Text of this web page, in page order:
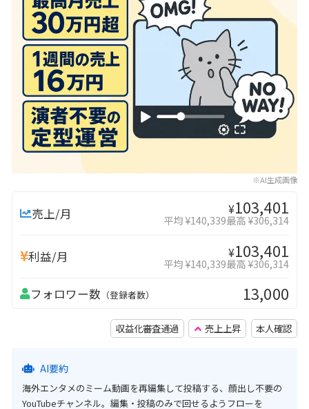
※AI生成画像
売上/月 ¥103,401
平均 ¥140,339最高 ¥306,314
利益/月 ¥103,401
平均 ¥140,339最高 ¥306,314
フォロワー数 （登録者数） 13,000
収益化審査通過 売上上昇 本人確認
AI要約
海外エンタメのミーム動画を再編集して投稿する、顔出し不要の
YouTubeチャンネル。編集・投稿のみで回せるようフローを